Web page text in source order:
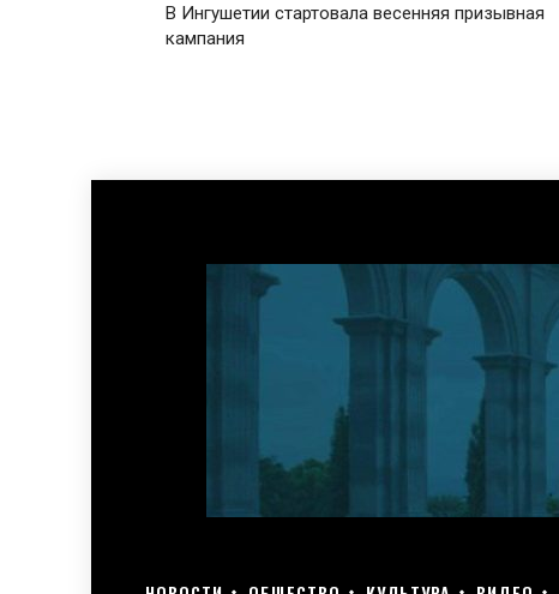
В Ингушетии стартовала весенняя призывная
кампания